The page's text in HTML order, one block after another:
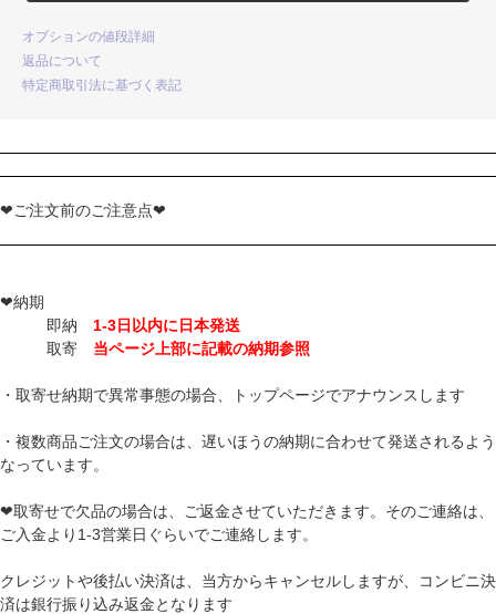
オプションの値段詳細
返品について
特定商取引法に基づく表記
❤ご注文前のご注意点❤
❤納期
即納 1-3日以内に日本発送
取寄 当ページ上部に記載の納期参照
・取寄せ納期で異常事態の場合、トップページでアナウンスします
・複数商品ご注文の場合は、遅いほうの納期に合わせて発送されるよう
なっています。
❤取寄せで欠品の場合は、ご返金させていただきます。そのご連絡は、
ご入金より1-3営業日ぐらいでご連絡します。
クレジットや後払い決済は、当方からキャンセルしますが、コンビニ決
済は銀行振り込み返金となります